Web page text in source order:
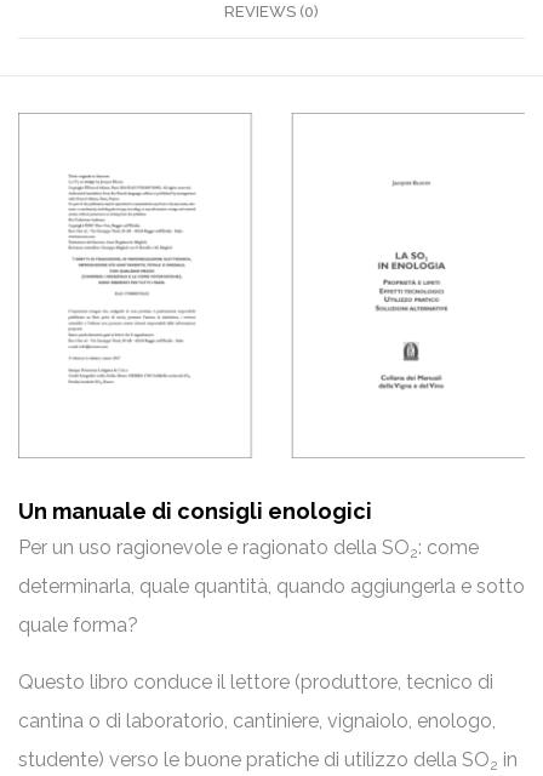
REVIEWS (0)
Un manuale di consigli enologici
Per un uso ragionevole e ragionato della SO2: come
determinarla, quale quantità, quando aggiungerla e sotto
quale forma?
Questo libro conduce il lettore (produttore, tecnico di
cantina o di laboratorio, cantiniere, vignaiolo, enologo,
studente) verso le buone pratiche di utilizzo della SO2 in